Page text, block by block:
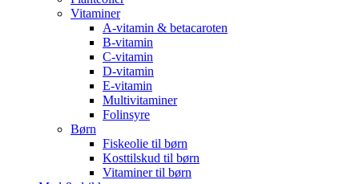
Vitaminer
A-vitamin & betacaroten
B-vitamin
C-vitamin
D-vitamin
E-vitamin
Multivitaminer
Folinsyre
Børn
Fiskeolie til børn
Kosttilskud til børn
Vitaminer til børn